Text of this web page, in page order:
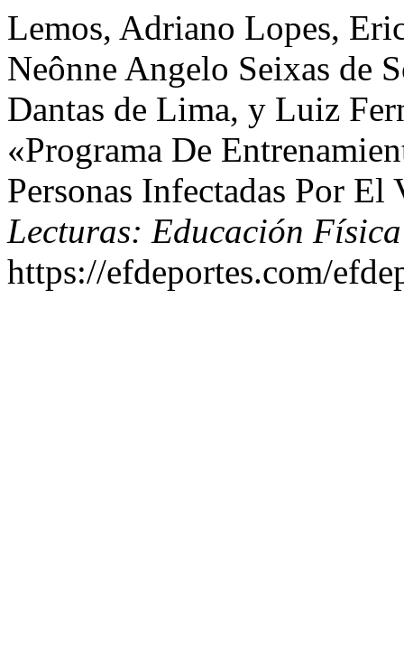
Lemos, Adriano Lopes,
Neônne Angelo Seixas de
Dantas de Lima, y Luiz
«Programa De
Personas Infectadas Por
Lecturas: Educación
https://efdeportes.com/